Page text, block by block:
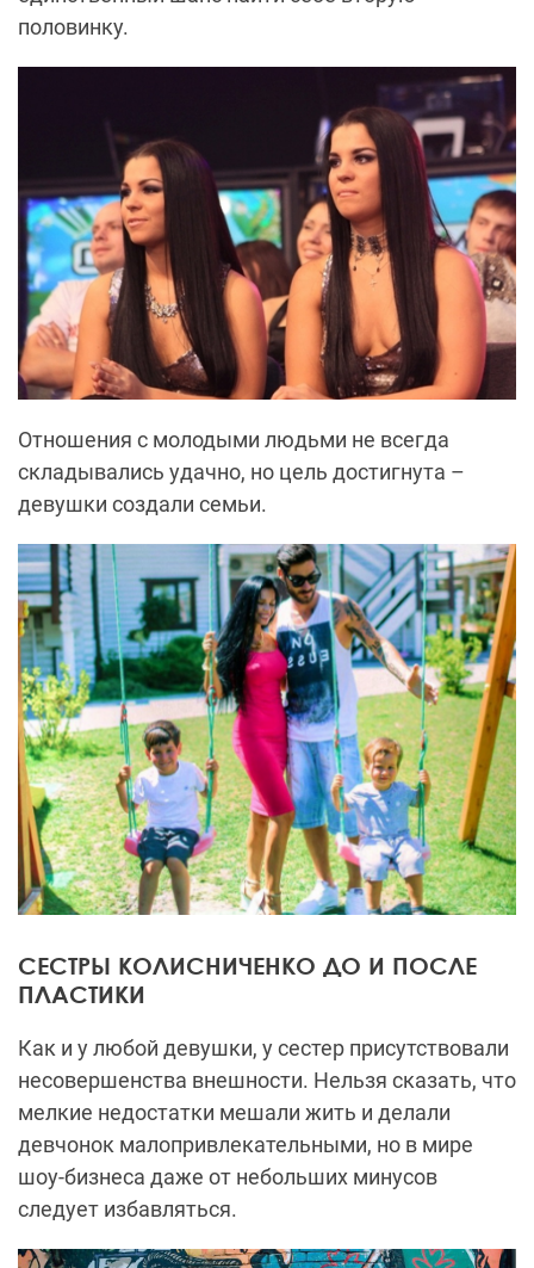
половинку.
Отношения с молодыми людьми не всегда
складывались удачно, но цель достигнута –
девушки создали семьи.
СЕСТРЫ КОЛИСНИЧЕНКО ДО И ПОСЛЕ
ПЛАСТИКИ
Как и у любой девушки, у сестер присутствовали
несовершенства внешности. Нельзя сказать, что
мелкие недостатки мешали жить и делали
девчонок малопривлекательными, но в мире
шоу-бизнеса даже от небольших минусов
следует избавляться.